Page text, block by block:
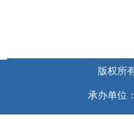
版权所
承办单位